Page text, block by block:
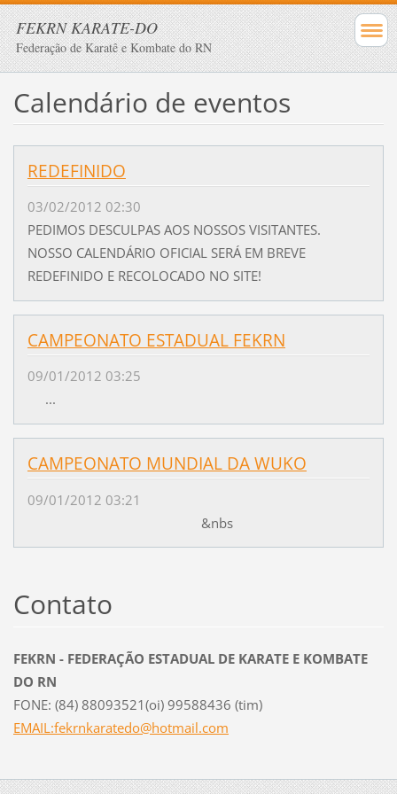
FEKRN KARATE-DO
Federação de Karatê e Kombate do RN
Calendário de eventos
REDEFINIDO
03/02/2012 02:30
PEDIMOS DESCULPAS AOS NOSSOS VISITANTES.
NOSSO CALENDÁRIO OFICIAL SERÁ EM BREVE
REDEFINIDO E RECOLOCADO NO SITE!
CAMPEONATO ESTADUAL FEKRN
09/01/2012 03:25
...
CAMPEONATO MUNDIAL DA WUKO
09/01/2012 03:21
&nbs
Contato
FEKRN - FEDERAÇÃO ESTADUAL DE KARATE E KOMBATE
DO RN
FONE: (84) 88093521(oi) 99588436 (tim)
EMAIL:fekrnkaratedo@hotmail.com